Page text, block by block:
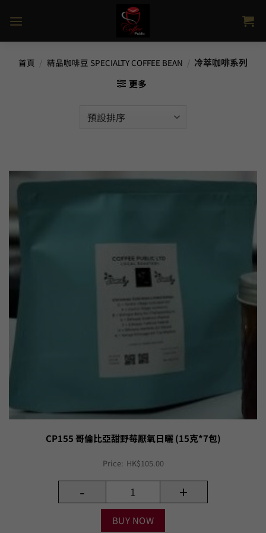
首頁 / 精品咖啡豆 SPECIALTY COFFEE BEAN / 冷萃咖啡系列
更多
CP155 哥倫比亞甜野莓厭氧日曬 (15克*7包)
Price: HK$105.00
- +
BUY NOW